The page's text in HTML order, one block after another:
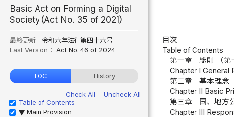
Basic Act on Forming a Digital
Society（Act No. 35 of 2021）
最終更新： 令和六年法律第四十六号
Last Version： Act No. 46 of 2024
TOC History
Check All
Uncheck All
Table of Contents
▶ Main Provision
目次
Table of Contents
第一章 総則 （第
Chapter I General
第二章 基本理念
Chapter II Basic
第三章 国、地方
Chapter III